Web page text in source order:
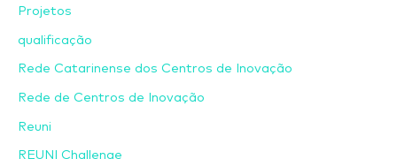
Projetos
qualificação
Rede Catarinense dos Centros de Inovação
Rede de Centros de Inovação
Reuni
REUNI Challenge